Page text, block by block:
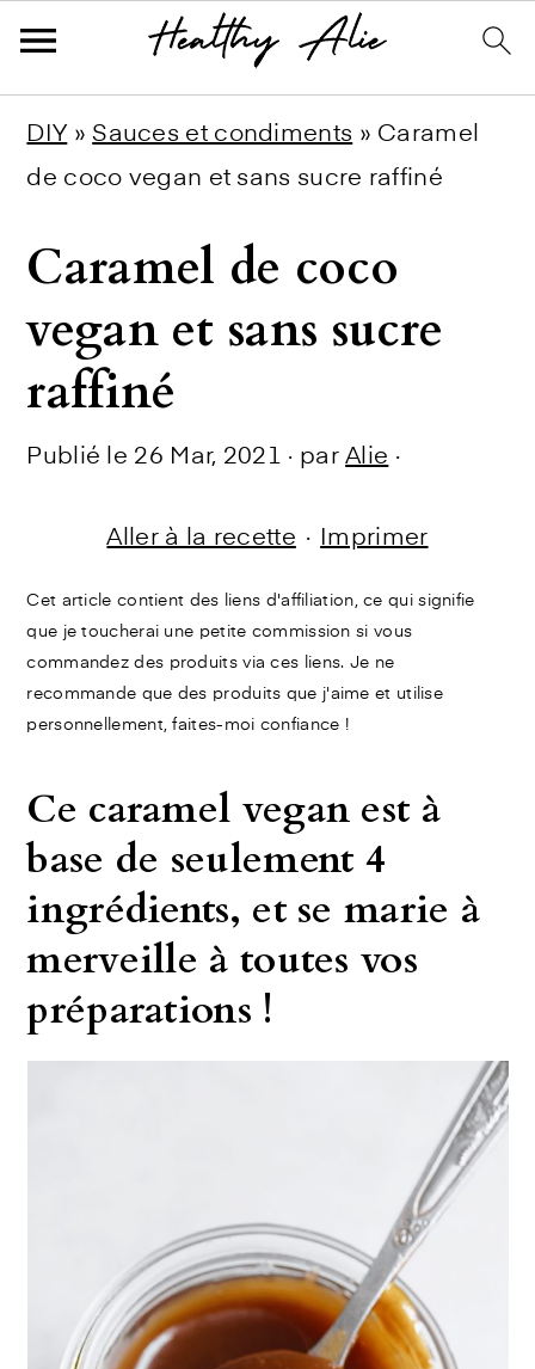
navigation
content
sidebar
DIY »Sauces et condiments » Caramel
de coco vegan et sans sucre raffiné
Caramel de coco
vegan et sans sucre
raffiné
Publié le 26 Mar, 2021 · parAlie ·
Aller à la recette · Imprimer
Cet article contient des liens d'affiliation, ce qui signifie
que je toucherai une petite commission si vous
commandez des produits via ces liens. Je ne
recommande que des produits que j'aime et utilise
personnellement, faites-moi confiance !
Ce caramel vegan est à
base de seulement 4
ingrédients, et se marie à
merveille à toutes vos
préparations !